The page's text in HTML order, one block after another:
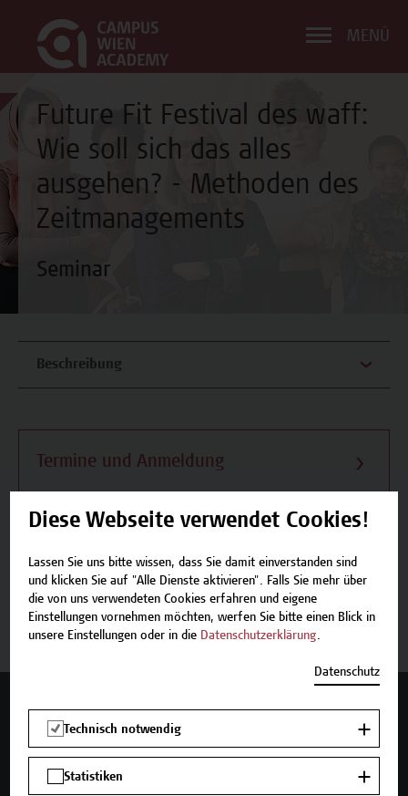
MENÜ
Future Fit Festival des waff:
Wie soll sich das alles
ausgehen? - Methoden des
Zeitmanagements
Seminar
Beschreibung
Termine und Anmeldung
Beschreibung
Termine und Anmeldung
Mehr Infos gewünscht?
Diese Webseite verwendet Cookies!
Lassen Sie uns bitte wissen, dass Sie damit einverstanden sind
und klicken Sie auf "Alle Dienste aktivieren". Falls Sie mehr über
die von uns verwendeten Cookies erfahren und eigene
Einstellungen vornehmen möchten, werfen Sie bitte einen Blick in
unsere Einstellungen oder in die Datenschutzerklärung.
Datenschutz
Technisch notwendig
Statistiken